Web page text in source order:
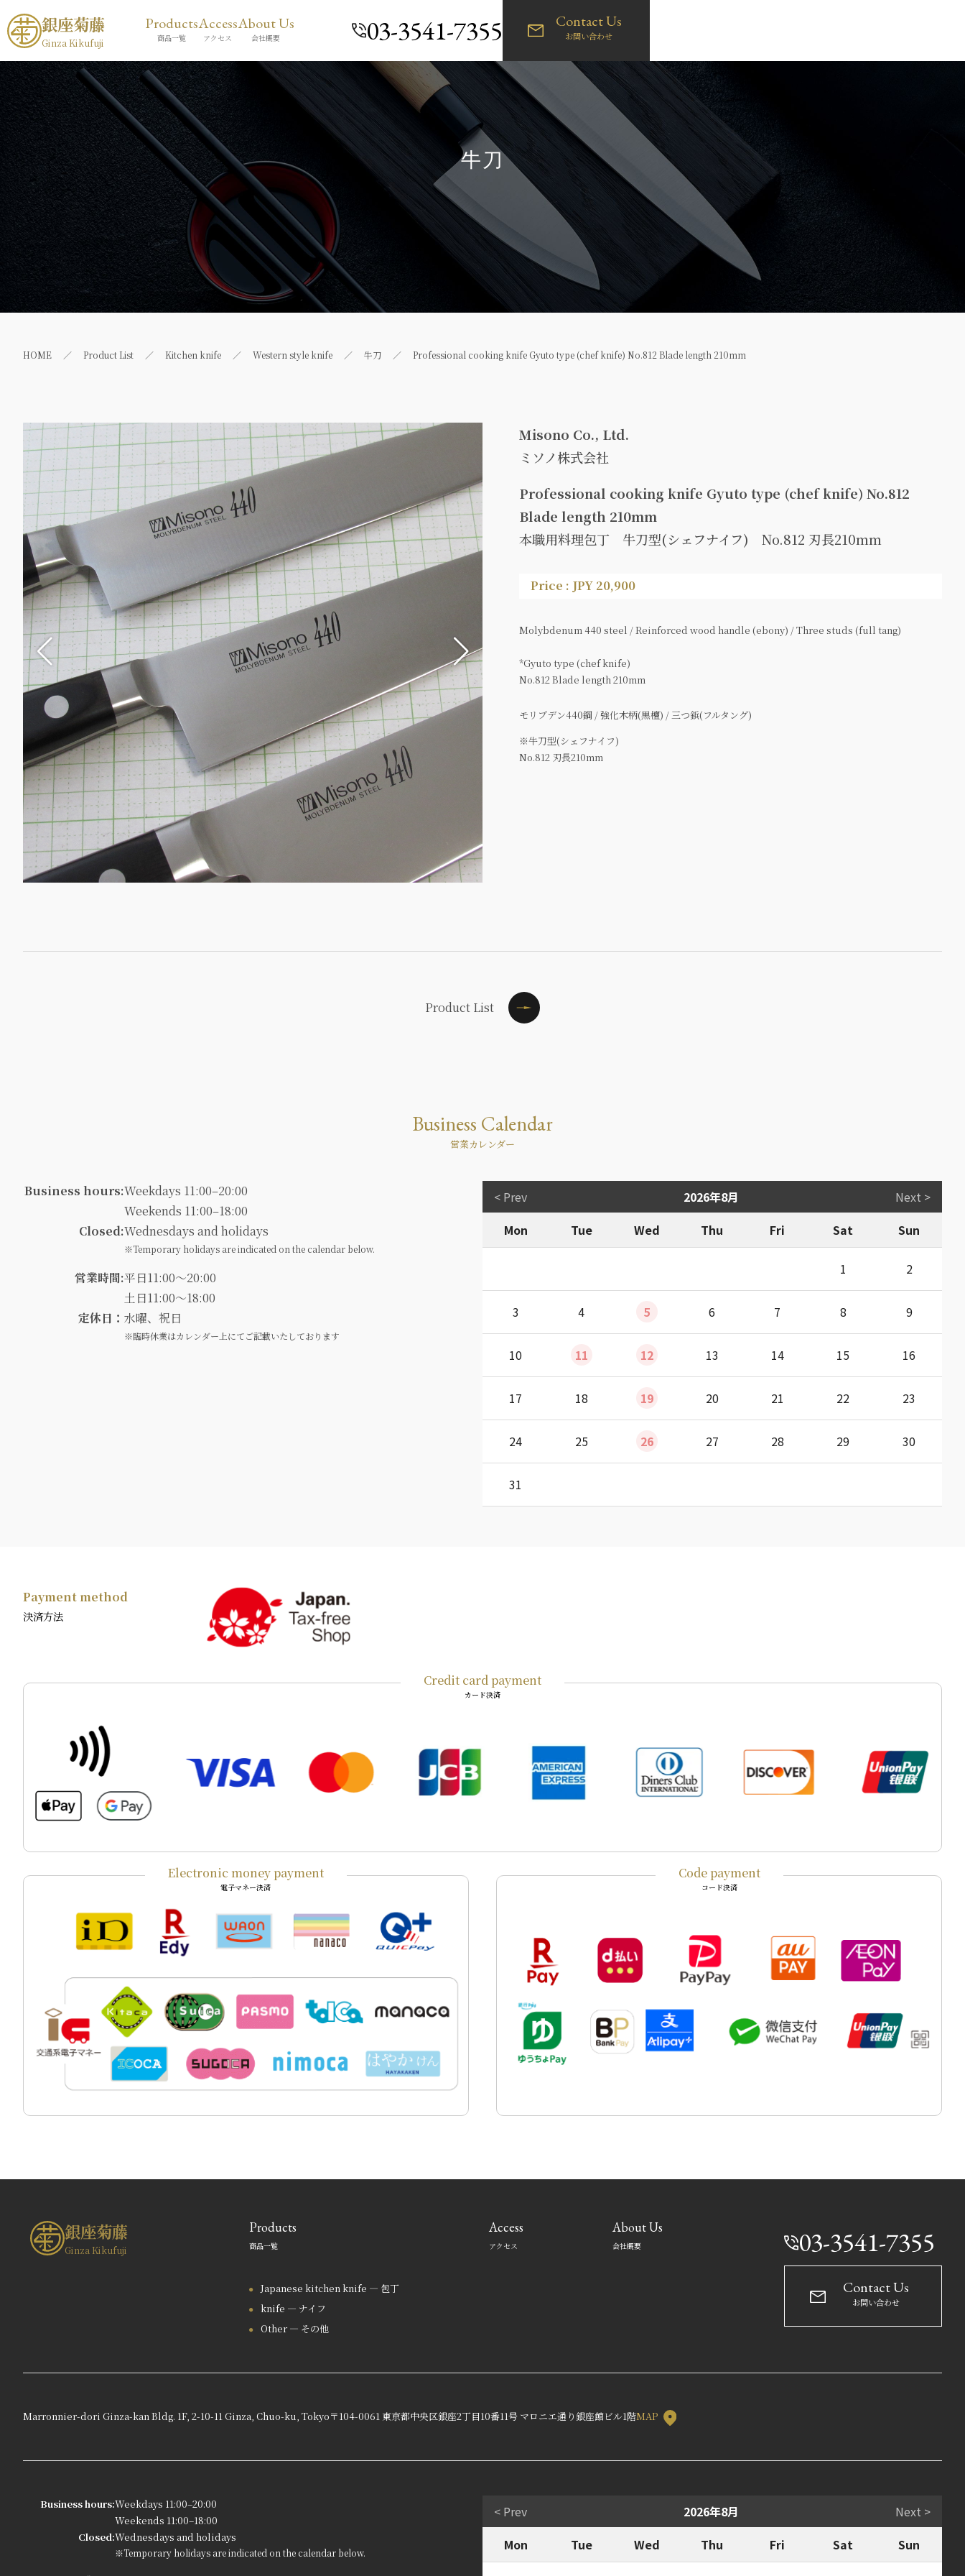
銀座菊藤
Ginza Kikufuji
Products
商品一覧
Access
アクセス
About Us
会社概要 03-3541-7355 Contact Us
お問い合わせ
牛刀
HOME Product List Kitchen knife Western style knife 牛刀 Professional cooking knife Gyuto type (chef knife) No.812 Blade length 210mm
Misono Co., Ltd.
ミソノ株式会社
Professional cooking knife Gyuto type (chef knife) No.812
Blade length 210mm
本職用料理包丁 牛刀型(シェフナイフ) No.812 刃長210mm
Price : JPY 20,900
Molybdenum 440 steel / Reinforced wood handle (ebony) / Three studs (full tang)
*Gyuto type (chef knife)
No.812 Blade length 210mm
モリブデン440鋼 / 強化木柄(黒檀) / 三つ鋲(フルタング)
※牛刀型(シェフナイフ)
No.812 刃長210mm
Product List
Business Calendar
営業カレンダー
Business hours:Weekdays 11:00–20:00
Weekends 11:00–18:00
Closed:Wednesdays and holidays
※Temporary holidays are indicated on the calendar below.
営業時間:平日11:00～20:00
土日11:00～18:00
定休日： 水曜、祝日
※臨時休業はカレンダー上にてご記載いたしております
< Prev 2026年8月
Next >
Mon
Tue Wed Thu Fri Sat Sun
1 2
3 4 5 6 7 8 9
10 11 12 13 14 15 16
17 18 19 20 21 22 23
24 25 26 27 28 29 30
31
Payment method
決済方法
Credit card payment
カード決済
Electronic money payment
電子マネー決済
Code payment
コード決済
銀座菊藤
Ginza Kikufuji
Products
商品一覧
Japanese kitchen knife — 包丁
knife — ナイフ
Other — その他
Access
アクセス
About Us
会社概要 03-3541-7355
Contact Us
お問い合わせ
Marronnier-dori Ginza-kan Bldg. 1F, 2-10-11 Ginza, Chuo-ku, Tokyo〒104-0061 東京都中央区銀座2丁目10番11号 マロニエ通り銀座館ビル1階MAP
Business hours:Weekdays 11:00–20:00
Weekends 11:00–18:00
Closed:Wednesdays and holidays
※Temporary holidays are indicated on the calendar below.
< Prev 2026年8月
Next >
Mon
Tue Wed Thu Fri Sat Sun